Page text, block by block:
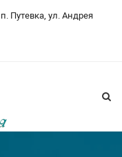
п. Путевка, ул. Андрея